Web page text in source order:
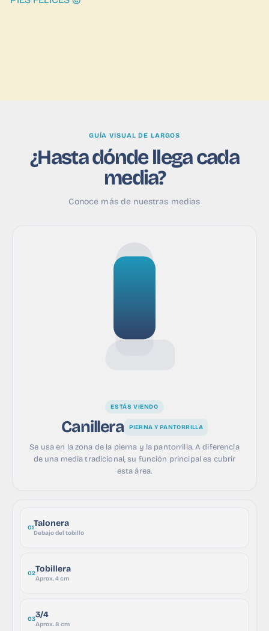
GUÍA VISUAL DE LARGOS
¿Hasta dónde llega cada
media?
Conoce más de nuestras medias
ESTÁS VIENDO
Canillera PIERNA Y PANTORRILLA
Se usa en la zona de la pierna y la pantorrilla. A diferencia
de una media tradicional, su función principal es cubrir
esta área.
01Talonera
Debajo del tobillo
02Tobillera
Aprox. 4 cm
033/4
Aprox. 8 cm